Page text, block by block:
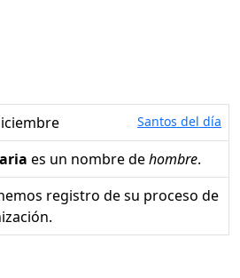
Santos del día
es un nombre dehombre.
registro de su proceso de